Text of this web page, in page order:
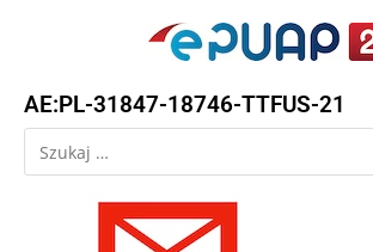
AE:PL-31847-18746-TTFUS-21